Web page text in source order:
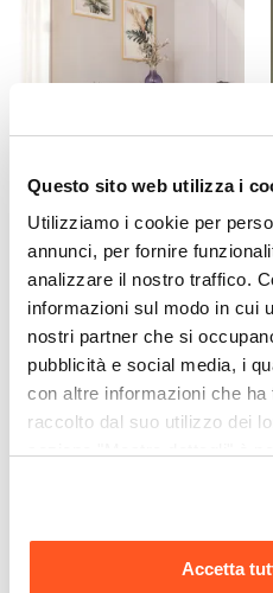
Questo sito web utilizza i
Utilizziamo i cookie per
annunci, per fornire
analizzare il nostro traffico.
informazioni sul modo in cui
nostri partner che si
pubblicità e social media, i
con altre informazioni che
raccolto dal suo utilizzo dei
momento. Per maggiori
Accetta
Con ripiano
Verniciatura
Verniciatura a polvere
No
CODICE:PUN-L2R
Consolle 110x80h cm effetto
rovere grano e metallo nero
con ripiano - Puton
€ 61,00